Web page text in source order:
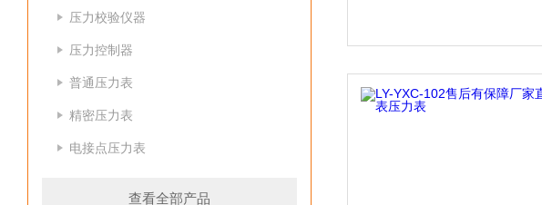
压力校验仪器
压力控制器
普通压力表
精密压力表
电接点压力表
查看全部产品